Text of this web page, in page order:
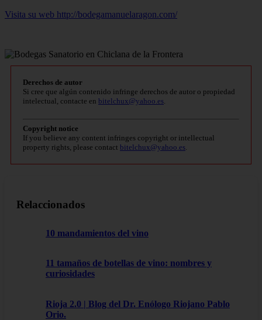
Visita su web http://bodegamanuelaragon.com/
Derechos de autor
Si cree que algún contenido infringe derechos de autor o propiedad
intelectual, contacte en bitelchux@yahoo.es
Copyright notice
If you believe any content infringes copyright or intellectual
property rights, please contact bitelchux@yahoo.es
Relaccionados
10 mandamientos del vino
11 tamaños de botellas de vino: nombres y
curiosidades
Rioja 2.0 | Blog del Dr. Enólogo Riojano Pablo
Orio.